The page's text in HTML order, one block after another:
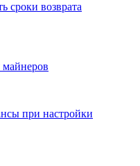
сроки возврата
при настройки